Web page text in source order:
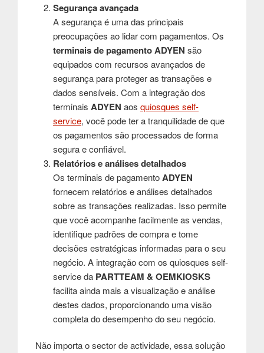
Segurança avançada
A segurança é uma das principais
preocupações ao lidar com pagamentos. Os
terminais de pagamento ADYEN são
equipados com recursos avançados de
segurança para proteger as transações e
dados sensíveis. Com a integração dos
terminais ADYEN aos quiosques self-
service, você pode ter a tranquilidade de que
os pagamentos são processados de forma
segura e confiável.
Relatórios e análises detalhados
Os terminais de pagamentoADYEN
fornecem relatórios e análises detalhados
sobre as transações realizadas. Isso permite
que você acompanhe facilmente as vendas,
identifique padrões de compra e tome
decisões estratégicas informadas para o seu
negócio. A integração com os quiosques self-
serviceda PARTTEAM & OEMKIOSKS
facilita ainda mais a visualização e análise
destes dados, proporcionando uma visão
completa do desempenho do seu negócio.
Não importa o sector de actividade, essa solução